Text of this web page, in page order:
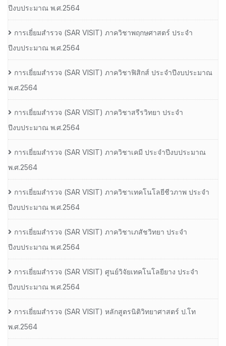
ปีงบประมาณ พ.ศ.2564
การเยี่ยมสํารวจ (SAR VISIT) ภาควิชาพฤกษศาสตร์ ประจํา
ปีงบประมาณ พ.ศ.2564
การเยี่ยมสํารวจ (SAR VISIT) ภาควิชาฟิสิกส์ ประจําปีงบประมาณ
พ.ศ.2564
การเยี่ยมสํารวจ (SAR VISIT) ภาควิชาสรีรวิทยา ประจํา
ปีงบประมาณ พ.ศ.2564
การเยี่ยมสํารวจ (SAR VISIT) ภาควิชาเคมี ประจําปีงบประมาณ
พ.ศ.2564
การเยี่ยมสํารวจ (SAR VISIT) ภาควิชาเทคโนโลยีชีวภาพ ประจํา
ปีงบประมาณ พ.ศ.2564
การเยี่ยมสํารวจ (SAR VISIT) ภาควิชาเภสัชวิทยา ประจํา
ปีงบประมาณ พ.ศ.2564
การเยี่ยมสํารวจ (SAR VISIT) ศูนย์วิจัยเทคโนโลยียาง ประจํา
ปีงบประมาณ พ.ศ.2564
การเยี่ยมสํารวจ (SAR VISIT) หลักสูตรนิติวิทยาศาสตร์ ป.โท
พ.ศ.2564